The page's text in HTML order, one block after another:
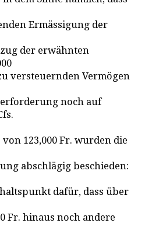
Ermässigung der
der erwähnten
versteuernden Vermögen
noch auf
123,000 Fr. wurden die
abschlägig beschieden:
dafür, dass über
Fr. hinaus noch andere